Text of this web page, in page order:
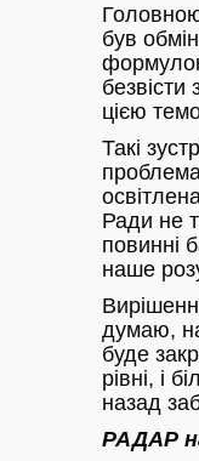
був
формулою
безвісти
цією
Такі
Ради не
повинні
наше
думаю,
буде
рівні, і
назад
РАДАР